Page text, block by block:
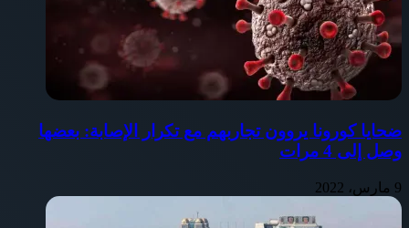
ضحايا كورونا يروون تجاربهم مع تكرار الإصابة: بعضها
وصل إلى 4 مرات
9 مارس، 2022